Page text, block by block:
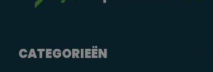
CATEGORIEËN